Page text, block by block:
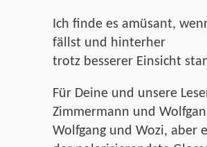
Ich finde es amüsant,
fällst und hinterher
trotz besserer Einsicht
Für Deine und unsere
Zimmermann und
Wolfgang und Wozi, aber